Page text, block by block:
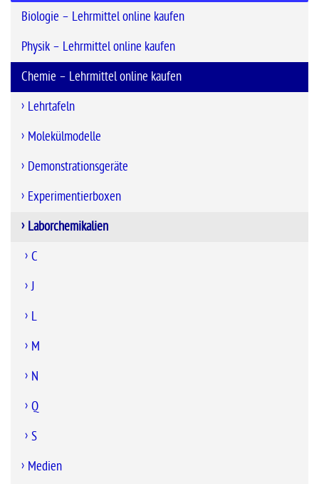
Biologie – Lehrmittel online kaufen
Physik – Lehrmittel online kaufen
Chemie – Lehrmittel online kaufen
Lehrtafeln
Molekülmodelle
Demonstrationsgeräte
Experimentierboxen
Laborchemikalien
C
J
L
M
N
Q
S
Medien